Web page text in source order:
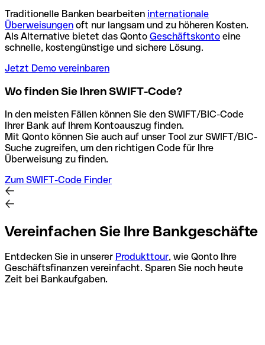
Traditionelle Banken bearbeiten internationale
Überweisungen oft nur langsam und zu höheren Kosten.
Als Alternative bietet das Qonto Geschäftskonto eine
schnelle, kostengünstige und sichere Lösung.
Jetzt Demo vereinbaren
Wo finden Sie Ihren SWIFT-Code?
In den meisten Fällen können Sie den SWIFT/BIC-Code
Ihrer Bank auf Ihrem Kontoauszug finden.
Mit Qonto können Sie auch auf unser Tool zur SWIFT/BIC-
Suche zugreifen, um den richtigen Code für Ihre
Überweisung zu finden.
Zum SWIFT-Code Finder
Vereinfachen Sie Ihre Bankgeschäfte
Entdecken Sie in unserer Produkttour, wie Qonto Ihre
Geschäftsfinanzen vereinfacht. Sparen Sie noch heute
Zeit bei Bankaufgaben.